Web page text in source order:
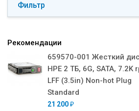
Фильтр
Рекомендации
659570-001 Жесткий
HPE 2 ТБ, 6G, SATA, 7.2K
LFF (3.5in) Non-hot Plug
Standard
21 200 ₽